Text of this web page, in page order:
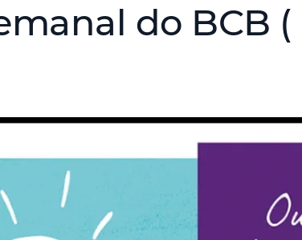
do BCB (